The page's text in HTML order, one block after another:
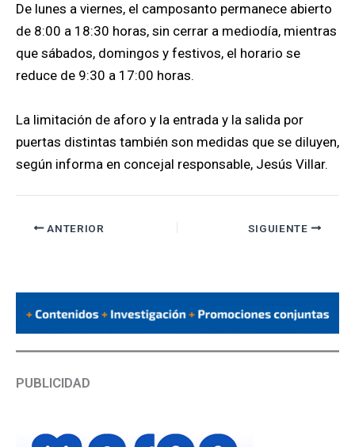
De lunes a viernes, el camposanto permanece abierto
de 8:00 a 18:30 horas, sin cerrar a mediodía, mientras
que sábados, domingos y festivos, el horario se
reduce de 9:30 a 17:00 horas.
La limitación de aforo y la entrada y la salida por
puertas distintas también son medidas que se diluyen,
según informa en concejal responsable, Jesús Villar.
ANTERIOR SIGUIENTE
PUBLICIDAD